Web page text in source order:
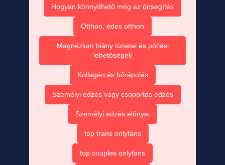
Hogyan könnyíthető meg az önsegítés
Otthon, édes otthon
Magnézium hiány tünetei és pótlási
lehetőségek
Kollagén és bőrápolás
Személyi edzés vagy csoportos edzés
Személyi edzés előnyei
top trans onlyfans
top couples onlyfans